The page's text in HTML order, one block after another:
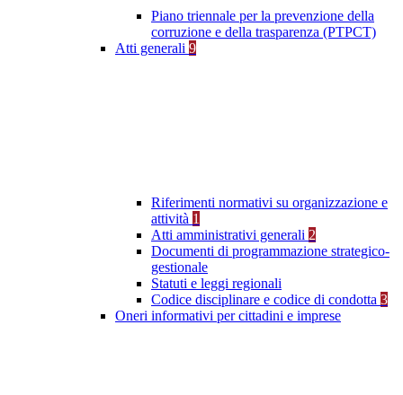
Piano triennale per la prevenzione della
corruzione e della trasparenza (PTPCT)
Atti generali 9
Riferimenti normativi su organizzazione e
attività 1
Atti amministrativi generali 2
Documenti di programmazione strategico-
gestionale
Statuti e leggi regionali
Codice disciplinare e codice di condotta 3
Oneri informativi per cittadini e imprese